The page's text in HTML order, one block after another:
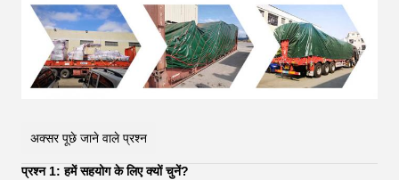
अक्सर पूछे जाने वाले प्रश्न
प्रश्न 1: हमें सहयोग के लिए क्यों चुनें?